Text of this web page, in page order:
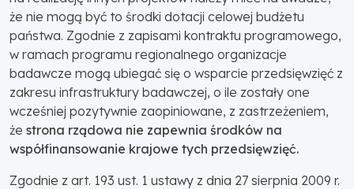
że nie mogą być to środki dotacji celowej budżetu
państwa. Zgodnie z zapisami kontraktu programowego,
w ramach programu regionalnego organizacje
badawcze mogą ubiegać się o wsparcie przedsięwzięć z
zakresu infrastruktury badawczej, o ile zostały one
wcześniej pozytywnie zaopiniowane, z zastrzeżeniem,
że strona rządowa nie zapewnia środków na
współfinansowanie krajowe tych przedsięwzięć.
Zgodnie z art. 193 ust. 1 ustawy z dnia 27 sierpnia 2009 r.